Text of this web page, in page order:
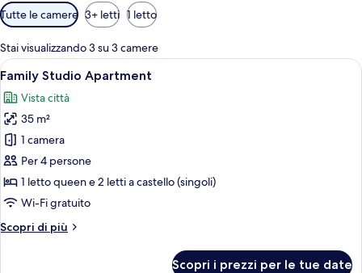
Filtri
disponibili
per
le
camere
Tutte le camere 3+ letti 1 letto
Stai visualizzando 3 su 3 camere
Apri
tutte
le
foto
per
Family
Studio
Apartment
Una cucina moderna con
12
Family Studio Apartment
Vista città
35 m²
1 camera
Per 4 persone
1 letto queen e 2 letti a castello (singoli)
Wi-Fi gratuito
Scopri di più
Altri
Scopri i prezzi per le tue date